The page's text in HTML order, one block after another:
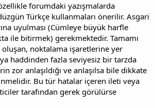
özellikle forumdaki yazışmalarda
Türkçe kullanmaları önerilir. Asgari
uyulması (Cümleye büyük harfle
ile bitirmek) gerekmektedir. Tamamı
noktalama işaretlerine yer
haddinden fazla seviyesiz bir tarzda
zor anlaşıldığı ve anlaşılsa bile dikkate
Bu tür hatalar içeren ileti veya
tarafından gerek görülürse